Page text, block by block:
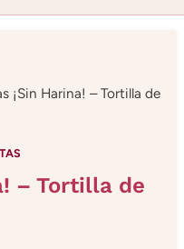
¡Sin Harina! – Tortilla de
– Tortilla de